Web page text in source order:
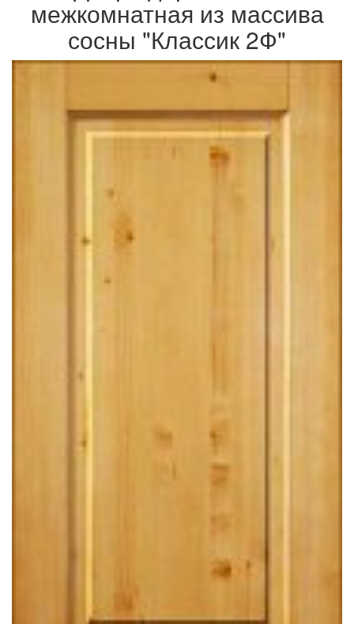
межкомнатная из массива
сосны "Классик 2Ф"